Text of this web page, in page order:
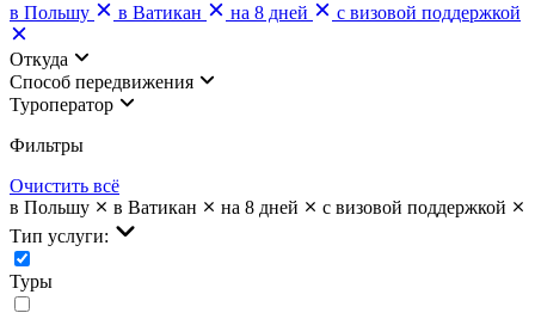
в Польшу
в Ватикан на 8 дней с визовой поддержкой
Откуда
Cпособ передвижения
Туроператор
Фильтры
Очистить всё
в Польшу
в Ватикан на 8 дней
с визовой поддержкой
Тип услуги:
Туры